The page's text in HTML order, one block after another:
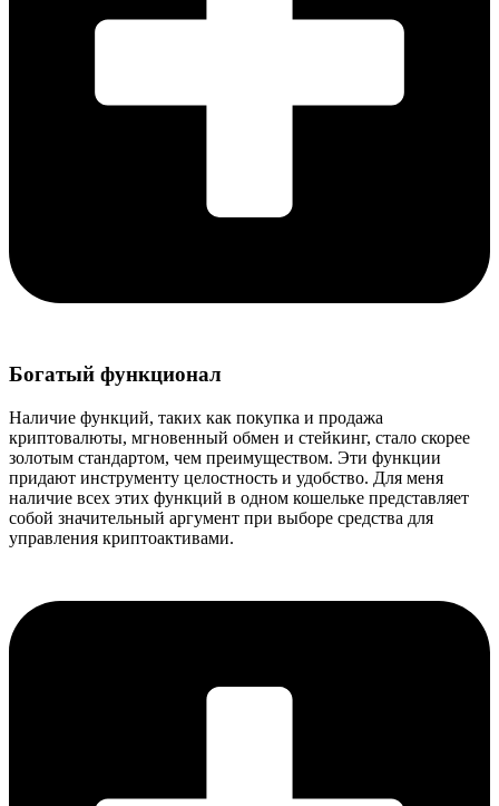
Богатый функционал
Наличие функций, таких как покупка и продажа
криптовалюты, мгновенный обмен и стейкинг, стало скорее
золотым стандартом, чем преимуществом. Эти функции
придают инструменту целостность и удобство. Для меня
наличие всех этих функций в одном кошельке представляет
собой значительный аргумент при выборе средства для
управления криптоактивами.